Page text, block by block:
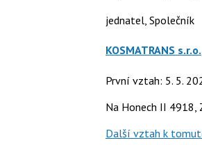
jednatel, Společník
KOSMATRANS s.r.o.
První vztah: 5. 5.
Na Honech II 4918,
Další vztah k